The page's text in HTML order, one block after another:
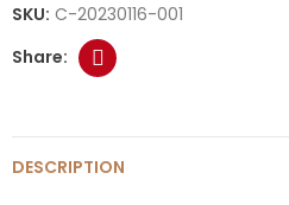
SKU: C-20230116-001
DESCRIPTION